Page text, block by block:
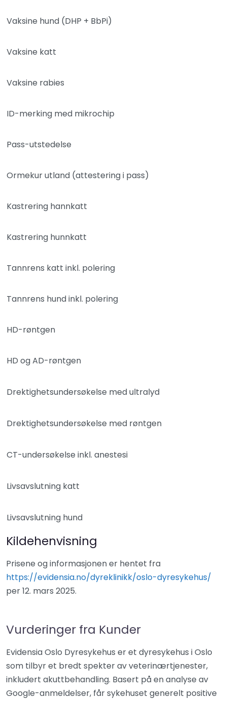
Vaksine hund (DHP + BbPi)
Vaksine katt
Vaksine rabies
ID-merking med mikrochip
Pass-utstedelse
Ormekur utland (attestering i pass)
Kastrering hannkatt
Kastrering hunnkatt
Tannrens katt inkl. polering
Tannrens hund inkl. polering
HD-røntgen
HD og AD-røntgen
Drektighetsundersøkelse med ultralyd
Drektighetsundersøkelse med røntgen
CT-undersøkelse inkl. anestesi
Livsavslutning katt
Livsavslutning hund
Kildehenvisning
Prisene og informasjonen er hentet fra
https://evidensia.no/dyreklinikk/oslo-dyresykehus/
per 12. mars 2025.
Vurderinger fra Kunder
Evidensia Oslo Dyresykehus er et dyresykehus i Oslo
som tilbyr et bredt spekter av veterinærtjenester,
inkludert akuttbehandling. Basert på en analyse av
Google-anmeldelser, får sykehuset generelt positive